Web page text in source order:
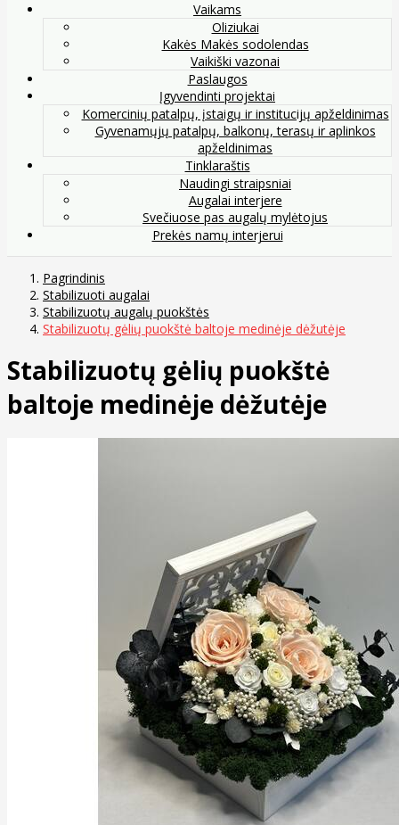
Vaikams
Oliziukai
Kakės Makės sodolendas
Vaikiški vazonai
Paslaugos
Įgyvendinti projektai
Komercinių patalpų, įstaigų ir institucijų apželdinimas
Gyvenamųjų patalpų, balkonų, terasų ir aplinkos
apželdinimas
Tinklaraštis
Naudingi straipsniai
Augalai interjere
Svečiuose pas augalų mylėtojus
Prekės namų interjerui
Pagrindinis
Stabilizuoti augalai
Stabilizuotų augalų puokštės
Stabilizuotų gėlių puokštė baltoje medinėje dėžutėje
Stabilizuotų gėlių puokštė
baltoje medinėje dėžutėje